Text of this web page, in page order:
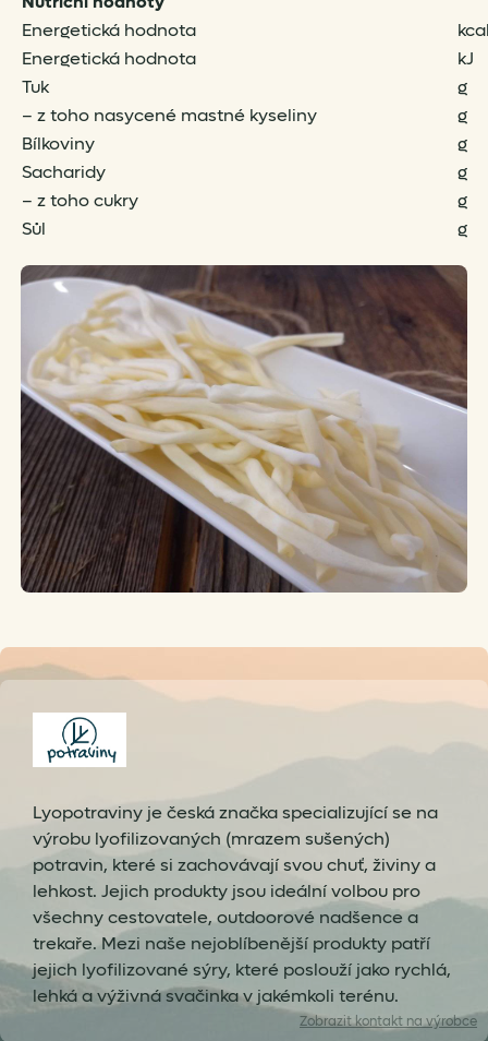
Energetická hodnota
Energetická hodnota
kJ
Tuk
g
– z toho nasycené mastné kyseliny
g
Bílkoviny
g
Sacharidy
g
– z toho cukry
g
Sůl
g
Lyopotraviny je česká značka specializující se na
výrobu lyofilizovaných (mrazem sušených)
potravin, které si zachovávají svou chuť, živiny a
lehkost. Jejich produkty jsou ideální volbou pro
všechny cestovatele, outdoorové nadšence a
trekaře. Mezi naše nejoblíbenější produkty patří
jejich lyofilizované sýry, které poslouží jako rychlá,
lehká a výživná svačinka v jakémkoli terénu.
Zobrazitkontakt na výrobce